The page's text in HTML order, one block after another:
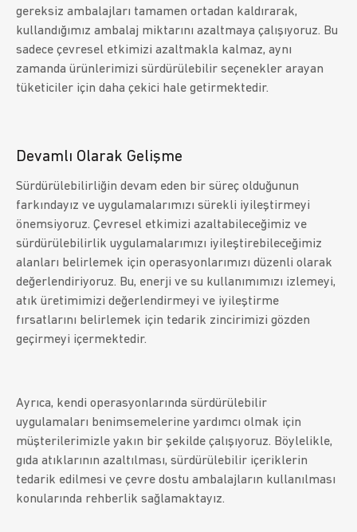
gereksiz ambalajları tamamen ortadan kaldırarak,
kullandığımız ambalaj miktarını azaltmaya çalışıyoruz. Bu
sadece çevresel etkimizi azaltmakla kalmaz, aynı
zamanda ürünlerimizi sürdürülebilir seçenekler arayan
tüketiciler için daha çekici hale getirmektedir.
Devamlı Olarak Gelişme
Sürdürülebilirliğin devam eden bir süreç olduğunun
farkındayız ve uygulamalarımızı sürekli iyileştirmeyi
önemsiyoruz. Çevresel etkimizi azaltabileceğimiz ve
sürdürülebilirlik uygulamalarımızı iyileştirebileceğimiz
alanları belirlemek için operasyonlarımızı düzenli olarak
değerlendiriyoruz. Bu, enerji ve su kullanımımızı izlemeyi,
atık üretimimizi değerlendirmeyi ve iyileştirme
fırsatlarını belirlemek için tedarik zincirimizi gözden
geçirmeyi içermektedir.
Ayrıca, kendi operasyonlarında sürdürülebilir
uygulamaları benimsemelerine yardımcı olmak için
müşterilerimizle yakın bir şekilde çalışıyoruz. Böylelikle,
gıda atıklarının azaltılması, sürdürülebilir içeriklerin
tedarik edilmesi ve çevre dostu ambalajların kullanılması
konularında rehberlik sağlamaktayız.